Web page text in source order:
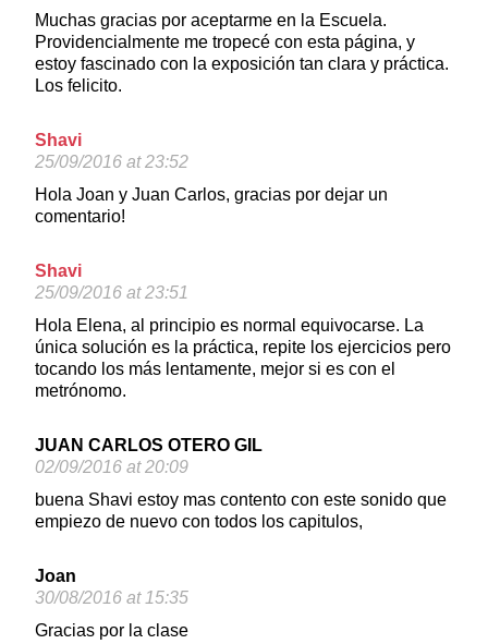
Muchas gracias por aceptarme en la Escuela.
Providencialmente me tropecé con esta página, y
estoy fascinado con la exposición tan clara y práctica.
Los felicito.
Shavi
25/09/2016 at 23:52
Hola Joan y Juan Carlos, gracias por dejar un
comentario!
Shavi
25/09/2016 at 23:51
Hola Elena, al principio es normal equivocarse. La
única solución es la práctica, repite los ejercicios pero
tocando los más lentamente, mejor si es con el
metrónomo.
JUAN CARLOS OTERO GIL
02/09/2016 at 20:09
buena Shavi estoy mas contento con este sonido que
empiezo de nuevo con todos los capitulos,
Joan
30/08/2016 at 15:35
Gracias por la clase